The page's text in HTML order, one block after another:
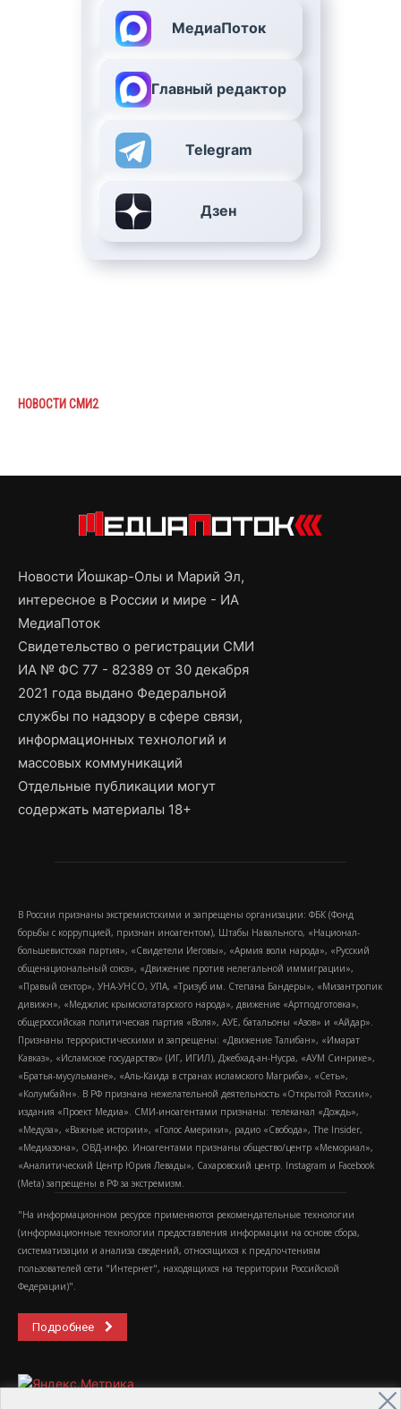
МедиаПоток
Главный редактор
Telegram
Дзен
НОВОСТИ СМИ2
Новости Йошкар-Олы и Марий Эл,
интересное в России и мире - ИА
МедиаПоток
Свидетельство о регистрации СМИ
ИА № ФС 77 - 82389 от 30 декабря
2021 года выдано Федеральной
службы по надзору в сфере связи,
информационных технологий и
массовых коммуникаций
Отдельные публикации могут
содержать материалы 18+
В России признаны экстремистскими и запрещены организации: ФБК (Фонд
борьбы с коррупцией, признан иноагентом), Штабы Навального, «Национал-
большевистская партия», «Свидетели Иеговы», «Армия воли народа», «Русский
общенациональный союз», «Движение против нелегальной иммиграции»,
«Правый сектор», УНА-УНСО, УПА, «Тризуб им. Степана Бандеры», «Мизантропик
дивижн», «Меджлис крымскотатарского народа», движение «Артподготовка»,
общероссийская политическая партия «Воля», АУЕ, батальоны «Азов» и «Айдар».
Признаны террористическими и запрещены: «Движение Талибан», «Имарат
Кавказ», «Исламское государство» (ИГ, ИГИЛ), Джебхад-ан-Нусра, «АУМ Синрике»,
«Братья-мусульмане», «Аль-Каида в странах исламского Магриба», «Сеть»,
«Колумбайн». В РФ признана нежелательной деятельность «Открытой России»,
издания «Проект Медиа». СМИ-иноагентами признаны: телеканал «Дождь»,
«Медуза», «Важные истории», «Голос Америки», радио «Свобода», The Insider,
«Медиазона», ОВД-инфо. Иноагентами признаны общество/центр «Мемориал»,
«Аналитический Центр Юрия Левады», Сахаровский центр. Instagram и Facebook
(Metа) запрещены в РФ за экстремизм.
"На информационном ресурсе применяются рекомендательные технологии
(информационные технологии предоставления информации на основе сбора,
систематизации и анализа сведений, относящихся к предпочтениям
пользователей сети "Интернет", находящихся на территории Российской
Федерации)".
Подробнее